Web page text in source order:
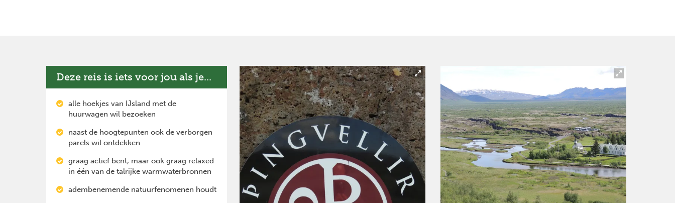
Deze reis is iets voor jou als je...
alle hoekjes van IJsland met de
huurwagen wil bezoeken
naast de hoogtepunten ook de verborgen
parels wil ontdekken
graag actief bent, maar ook graag relaxed
in één van de talrijke warmwaterbronnen
adembenemende natuurfenomenen houdt